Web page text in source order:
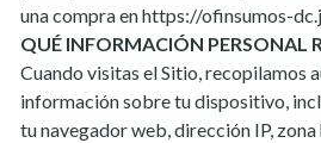
una compra en https://ofinsumos-
QUÉ INFORMACIÓN PERSONAL
Cuando visitas el Sitio, recopilamos
información sobre tu dispositivo,
tu navegador web, dirección IP, zona